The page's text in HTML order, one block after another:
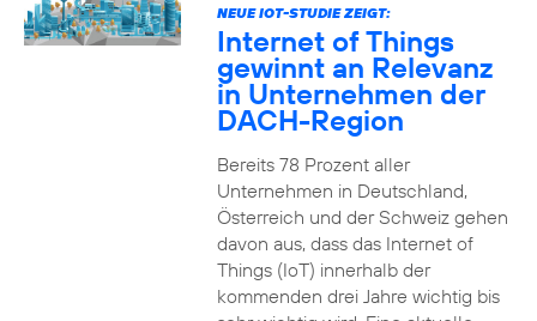
NEUE IOT-STUDIE ZEIGT:
Internet of Things
gewinnt an Relevanz
in Unternehmen der
DACH-Region
Bereits 78 Prozent aller
Unternehmen in Deutschland,
Österreich und der Schweiz gehen
davon aus, dass das Internet of
Things (IoT) innerhalb der
kommenden drei Jahre wichtig bis